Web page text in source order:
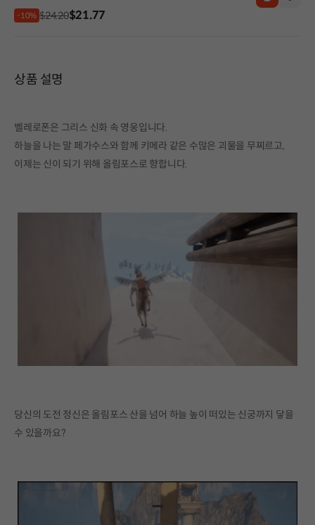
-10% $24.20$21.77
상품 설명
벨레로폰은 그리스 신화 속 영웅입니다.
하늘을 나는 말 페가수스와 함께 키메라 같은 수많은 괴물을 무찌르고,
이제는 신이 되기 위해 올림포스로 향합니다.
당신의 도전 정신은 올림포스 산을 넘어 하늘 높이 떠있는 신궁까지 닿을
수 있을까요?